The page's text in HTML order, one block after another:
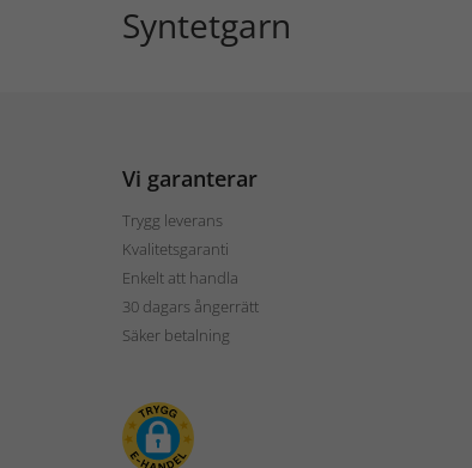
Syntetgarn
Vi garanterar
Trygg leverans
Kvalitetsgaranti
Enkelt att handla
30 dagars ångerrätt
Säker betalning